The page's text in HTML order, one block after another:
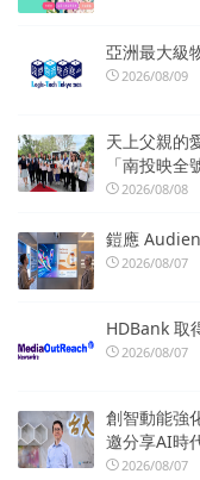
亞洲最大級
2026/08/09
天上父親的
「南投映
2026/08/08
鎧應
2026/08/07
HDBank 取
2026/08/07
創智動能強
邀分享AI時
2026/08/07